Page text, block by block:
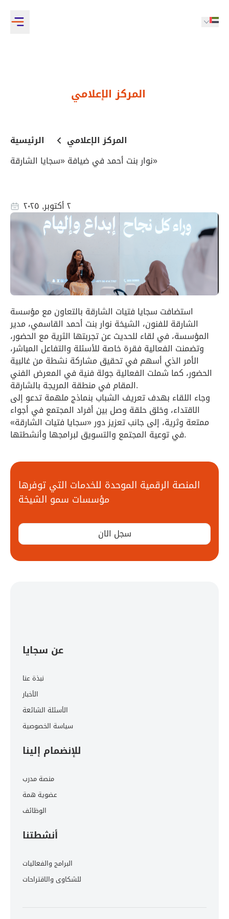
المركز الإعلامي
الرئيسية
المركز الإعلامي
نوار بنت أحمد في ضيافة «سجايا الشارقة»
٢ أكتوبر, ٢٠٢٥
استضافت سجايا فتيات الشارقة بالتعاون مع مؤسسة
الشارقة للفنون، الشيخة نوار بنت أحمد القاسمي، مدير
المؤسسة، في لقاء للحديث عن تجربتها الثرية مع الحضور،
وتضمنت الفعالية فقرة خاصة للأسئلة والتفاعل المباشر،
الأمر الذي أسهم في تحقيق مشاركة نشطة من غالبية
الحضور، كما شملت الفعالية جولة فنية في المعرض الفني
المقام في منطقة المريجة بالشارقة.
وجاء اللقاء بهدف تعريف الشباب بنماذج ملهمة تدعو إلى
الاقتداء، وخلق حلقة وصل بين أفراد المجتمع في أجواء
ممتعة وثرية، إلى جانب تعزيز دور «سجايا فتيات الشارقة»
في توعية المجتمع والتسويق لبرامجها وأنشطتها.
المنصة الرقمية الموحدة للخدمات التي توفرها
مؤسسات سمو الشيخة
سجل الان
عن سجايا
نبذة عنا
الأخبار
الأسئلة الشائعة
سياسة الخصوصية
للإنضمام إلينا
منصة مدرب
عضوية همة
الوظائف
أنشطتنا
البرامج والفعاليات
للشكاوى والاقتراحات